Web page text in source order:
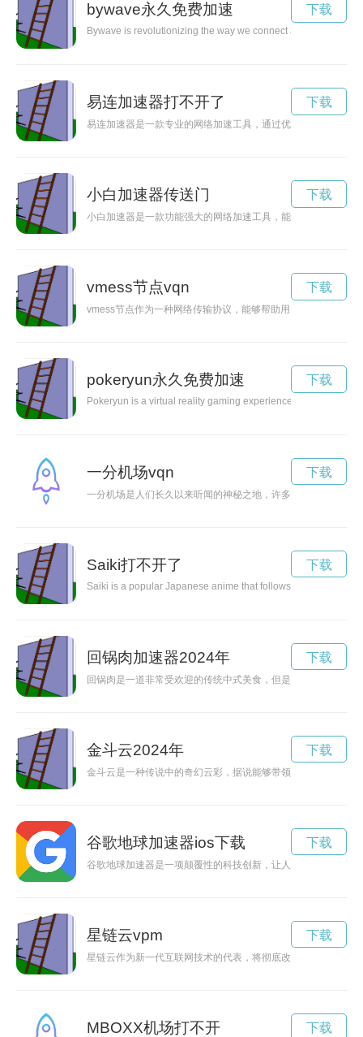
bywave永久免费加速
Bywave is revolutionizing the way we connect and
下载
易连加速器打不开了
易连加速器是一款专业的网络加速工具，通过优化网络环境，
下载
小白加速器传送门
小白加速器是一款功能强大的网络加速工具，能够有效提升网
下载
vmess节点vqn
vmess节点作为一种网络传输协议，能够帮助用户更安全、更
下载
pokeryun永久免费加速
Pokeryun is a virtual reality gaming experience that
下载
一分机场vqn
一分机场是人们长久以来听闻的神秘之地，许多探险者心中都
下载
Saiki打不开了
Saiki is a popular Japanese anime that follows the life of a
下载
回锅肉加速器2024年
回锅肉是一道非常受欢迎的传统中式美食，但是煮熟回锅肉很
下载
金斗云2024年
金斗云是一种传说中的奇幻云彩，据说能够带领人们进行神秘的
下载
谷歌地球加速器ios下载
谷歌地球加速器是一项颠覆性的科技创新，让人们可以更快速
下载
星链云vpm
星链云作为新一代互联网技术的代表，将彻底改变我们的在线
下载
MBOXX机场打不开 下载